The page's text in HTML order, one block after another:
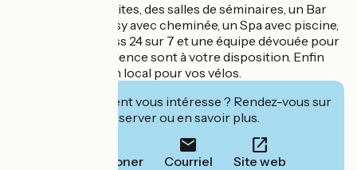
81 chambres et suites, des salles de séminaires, un Bar
Lounge chic & cosy avec cheminée, un Spa avec piscine,
une salle de Fitness 24 sur 7 et une équipe dévouée pour
un service d'excellence sont à votre disposition. Enfin
l'hôtel propose un local pour vos vélos.
Cet établissement vous intéresse ? Rendez-vous sur
leur site pour réserver ou en savoir plus.
Téléphoner Courriel Site web